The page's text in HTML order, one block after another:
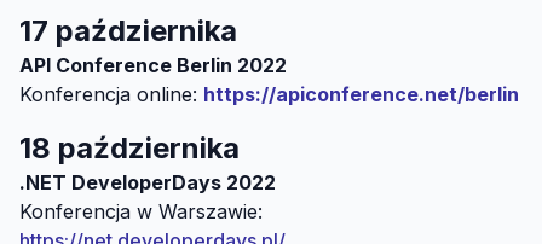
17 października
API Conference Berlin 2022
Konferencja online: https://apiconference.net/berlin
18 października
.NET DeveloperDays 2022
Konferencja w Warszawie: